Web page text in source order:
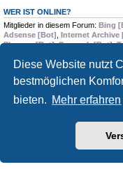
Diese Website nutzt
bestmöglichen
bieten.
Mehr erfahren
WER IST ONLINE?
Mitglieder in diesem Forum: Bing
Adsense [Bot] , Internet Archive
Pleroma [Bot],Semrush [Bot],
Foren-Übersicht
Copyright © 2009 -2026